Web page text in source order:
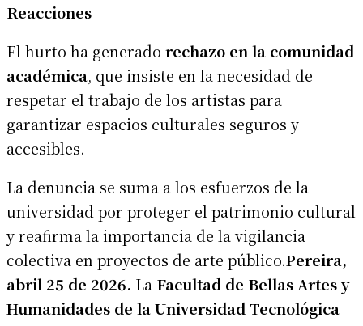
Reacciones
El hurto ha generado rechazo en la comunidad
académica, que insiste en la necesidad de
respetar el trabajo de los artistas para
garantizar espacios culturales seguros y
accesibles.
La denuncia se suma a los esfuerzos de la
universidad por proteger el patrimonio cultural
y reafirma la importancia de la vigilancia
colectiva en proyectos de arte público.Pereira,
abril 25 de 2026. La Facultad de Bellas Artes y
Humanidades de la Universidad Tecnológica